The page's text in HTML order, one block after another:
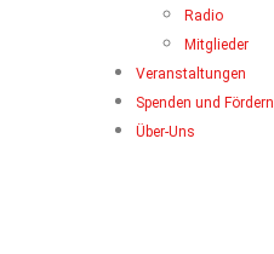
Radio
Mitglieder
Veranstaltungen
Spenden und Fördern
Über-Uns